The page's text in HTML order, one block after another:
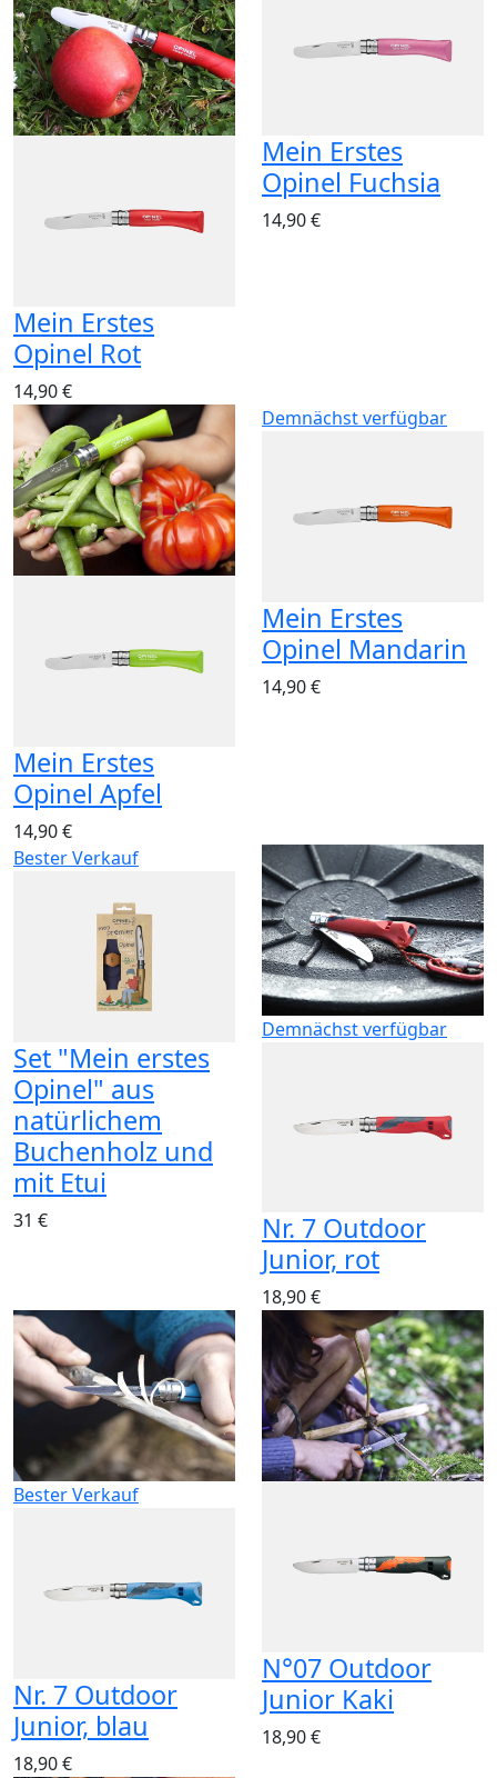
Mein Erstes
Opinel Rot
14,90 €
Mein Erstes
Opinel Fuchsia
14,90 €
Mein Erstes
Opinel Apfel
14,90 €
Demnächst verfügbar
Mein Erstes
Opinel Mandarin
14,90 €
Bester Verkauf
Set "Mein erstes
Opinel" aus
natürlichem
Buchenholz und
mit Etui
31 €
Demnächst verfügbar
Nr. 7 Outdoor
Junior, rot
18,90 €
Bester Verkauf
Nr. 7 Outdoor
Junior, blau
18,90 €
N°07 Outdoor
Junior Kaki
18,90 €